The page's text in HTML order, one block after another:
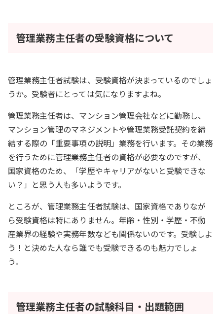
管理業務主任者の受験資格について
管理業務主任者試験は、受験資格が決まっているのでしょ
うか。受験者にとっては気になりますよね。
管理業務主任者は、マンション管理会社などに勤務し、
マンション管理のマネジメントや管理業務受託契約を締
結する際の「重要事項の説明」業務を行います。その業務
を行うために管理業務主任者の資格が必要なのですが、
国家資格のため、「学歴やキャリアがないと受験できな
い？」と思う人も多いようです。
ところが、管理業務主任者試験は、国家資格でありなが
ら受験資格は特にありません。年齢・性別・学歴・不動
産業界の経験や実務年数なども関係ないのです。受験しよ
う！と決めた人なら誰でも受験できるのも魅力でしょ
う。
管理業務主任者の試験科目・出題範囲